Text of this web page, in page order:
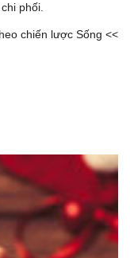
phối.
chiến lược Sống <<